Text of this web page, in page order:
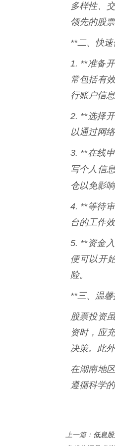
多样性、
领先的股
**二、快
1. **准备
常包括有
行账户信
2. **选择
以通过网
3. **在线
写个人信
仓以免影
4. **等待
台的工作
5. **资金
便可以开
险。
**三、温
股票投资
资时，应
决策。此
在湖南地
遵循科学
上一篇： 低息